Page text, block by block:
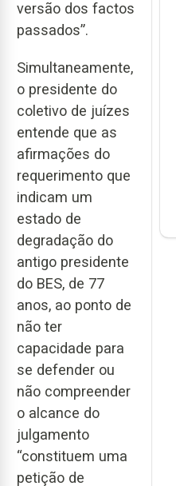
versão dos factos
passados”.
Simultaneamente,
o presidente do
coletivo de juízes
entende que as
afirmações do
requerimento que
indicam um
estado de
degradação do
antigo presidente
do BES, de 77
anos, ao ponto de
não ter
capacidade para
se defender ou
não compreender
o alcance do
julgamento
“constituem uma
petição de